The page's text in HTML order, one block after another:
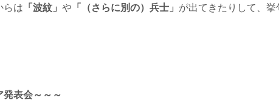
らは 「波紋」 や 「（さらに別の）兵士」 が出てきたりして、挙
発表会～～～